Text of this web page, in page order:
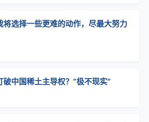
将选择一些更难的动作，尽最大努力
中国稀土主导权？“极不现实”